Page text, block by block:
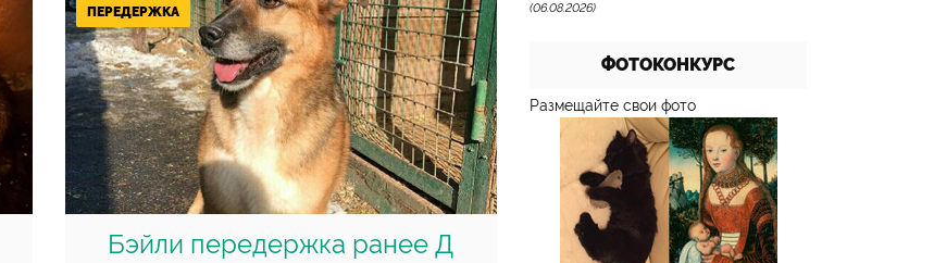
Бэйли передержка ранее Д
ПЕРЕДЕРЖКА
(06.08.2026)
ФОТОКОНКУРС
Размещайте свои фото